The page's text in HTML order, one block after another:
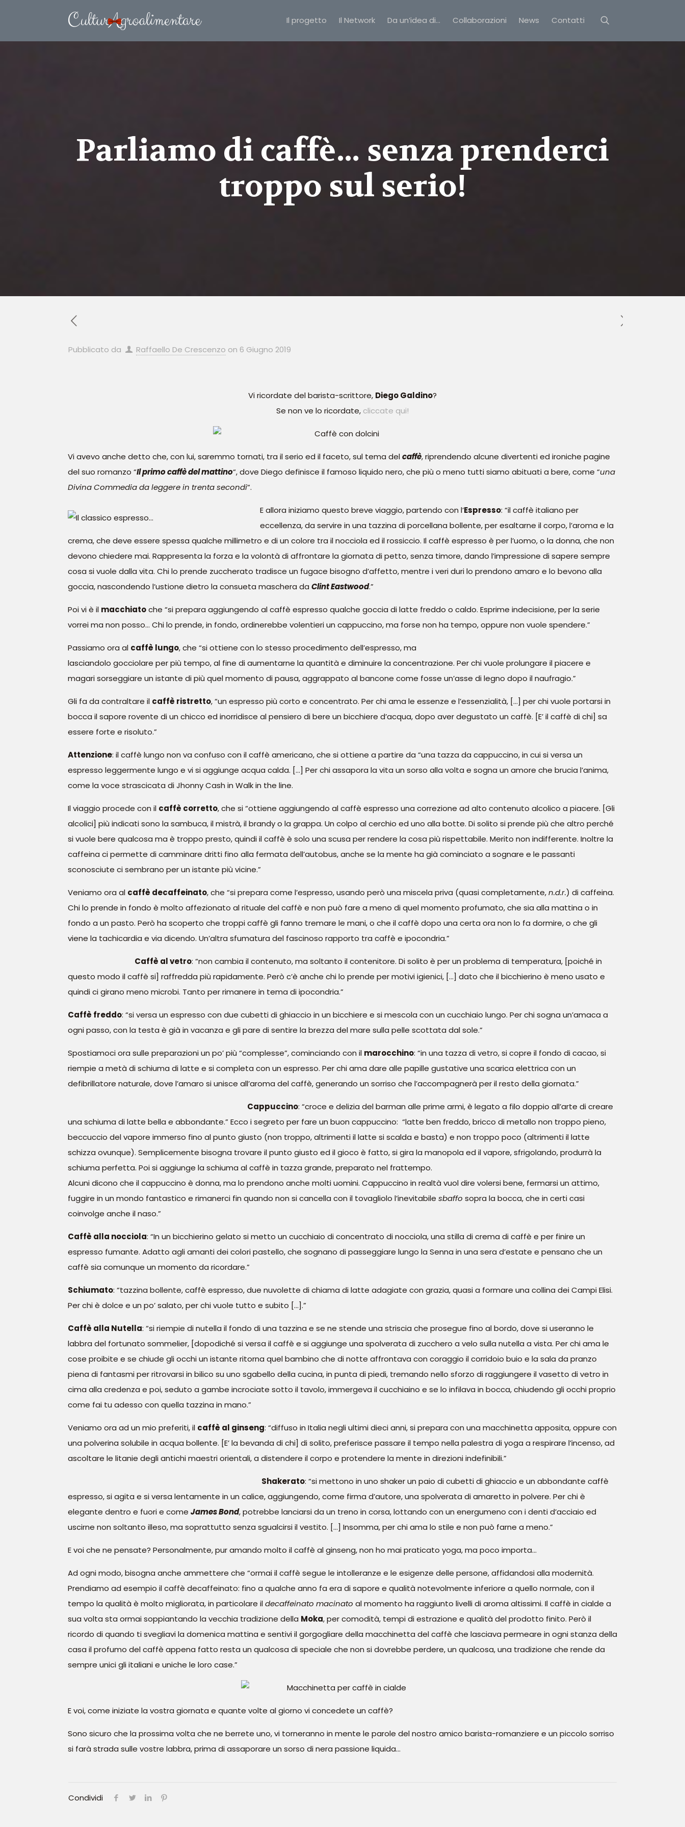
Il progetto Il Network Da un’idea di… Collaborazioni News Contatti
Parliamo di caffè… senza prenderci
troppo sul serio!
Pubblicato da Raffaello De Crescenzo on 6 Giugno 2019
Vi ricordate del barista-scrittore, Diego Galdino?
Se non ve lo ricordate, cliccate qui!
Vi avevo anche detto che, con lui, saremmo tornati, tra il serio ed il faceto, sul tema delcaffè, riprendendo alcune divertenti ed ironiche pagine
del suo romanzo “Il primo caffè del mattino“, dove Diego definisce il famoso liquido nero, che più o meno tutti siamo abituati a bere, come “una
Divina Commedia da leggere in trenta secondi“.
E allora iniziamo questo breve viaggio, partendo con l’Espresso: “il caffè italiano per
eccellenza, da servire in una tazzina di porcellana bollente, per esaltarne il corpo, l’aroma e la
crema, che deve essere spessa qualche millimetro e di un colore tra il nocciola ed il rossiccio. Il caffè espresso è per l’uomo, o la donna, che non
devono chiedere mai. Rappresenta la forza e la volontà di affrontare la giornata di petto, senza timore, dando l’impressione di sapere sempre
cosa si vuole dalla vita. Chi lo prende zuccherato tradisce un fugace bisogno d’affetto, mentre i veri duri lo prendono amaro e lo bevono alla
goccia, nascondendo l’ustione dietro la consueta maschera da Clint Eastwood.”
Poi vi è il macchiatoche “si prepara aggiungendo al caffè espresso qualche goccia di latte freddo o caldo. Esprime indecisione, per la serie
vorrei ma non posso… Chi lo prende, in fondo, ordinerebbe volentieri un cappuccino, ma forse non ha tempo, oppure non vuole spendere.”
Passiamo ora al caffè lungo, che “si ottiene con lo stesso procedimento dell’espresso, ma
lasciandolo gocciolare per più tempo, al fine di aumentarne la quantità e diminuire la concentrazione. Per chi vuole prolungare il piacere e
magari sorseggiare un istante di più quel momento di pausa, aggrappato al bancone come fosse un’asse di legno dopo il naufragio.”
Gli fa da contraltare il caffè ristretto, “un espresso più corto e concentrato. Per chi ama le essenze e l’essenzialità, […] per chi vuole portarsi in
bocca il sapore rovente di un chicco ed inorridisce al pensiero di bere un bicchiere d’acqua, dopo aver degustato un caffè. [E’ il caffè di chi] sa
essere forte e risoluto.”
Attenzione: il caffè lungo non va confuso con il caffè americano, che si ottiene a partire da “una tazza da cappuccino, in cui si versa un
espresso leggermente lungo e vi si aggiunge acqua calda. […] Per chi assapora la vita un sorso alla volta e sogna un amore che brucia l’anima,
come la voce strascicata di Jhonny Cash in Walk in the line.
Il viaggio procede con il caffè corretto, che si “ottiene aggiungendo al caffè espresso una correzione ad alto contenuto alcolico a piacere. [Gli
alcolici] più indicati sono la sambuca, il mistrà, il brandy o la grappa. Un colpo al cerchio ed uno alla botte. Di solito si prende più che altro perché
si vuole bere qualcosa ma è troppo presto, quindi il caffè è solo una scusa per rendere la cosa più rispettabile. Merito non indifferente. Inoltre la
caffeina ci permette di camminare dritti fino alla fermata dell’autobus, anche se la mente ha già cominciato a sognare e le passanti
sconosciute ci sembrano per un istante più vicine.”
Veniamo ora al caffè decaffeinato, che “si prepara come l’espresso, usando però una miscela priva (quasi completamente,n.d.r.) di caffeina.
Chi lo prende in fondo è molto affezionato al rituale del caffè e non può fare a meno di quel momento profumato, che sia alla mattina o in
fondo a un pasto. Però ha scoperto che troppi caffè gli fanno tremare le mani, o che il caffè dopo una certa ora non lo fa dormire, o che gli
viene la tachicardia e via dicendo. Un’altra sfumatura del fascinoso rapporto tra caffè e ipocondria.”
Caffè al vetro: “non cambia il contenuto, ma soltanto il contenitore. Di solito è per un problema di temperatura, [poiché in
questo modo il caffè si] raffredda più rapidamente. Però c’è anche chi lo prende per motivi igienici, […] dato che il bicchierino è meno usato e
quindi ci girano meno microbi. Tanto per rimanere in tema di ipocondria.”
Caffè freddo: “si versa un espresso con due cubetti di ghiaccio in un bicchiere e si mescola con un cucchiaio lungo. Per chi sogna un’amaca a
ogni passo, con la testa è già in vacanza e gli pare di sentire la brezza del mare sulla pelle scottata dal sole.”
Spostiamoci ora sulle preparazioni un po’ più “complesse”, cominciando con il marocchino: “in una tazza di vetro, si copre il fondo di cacao, si
riempie a metà di schiuma di latte e si completa con un espresso. Per chi ama dare alle papille gustative una scarica elettrica con un
defibrillatore naturale, dove l’amaro si unisce all’aroma del caffè, generando un sorriso che l’accompagnerà per il resto della giornata.”
Cappuccino: “croce e delizia del barman alle prime armi, è legato a filo doppio all’arte di creare
una schiuma di latte bella e abbondante.” Ecco i segreto per fare un buon cappuccino: “latte ben freddo, bricco di metallo non troppo pieno,
beccuccio del vapore immerso fino al punto giusto (non troppo, altrimenti il latte si scalda e basta) e non troppo poco (altrimenti il latte
schizza ovunque). Semplicemente bisogna trovare il punto giusto ed il gioco è fatto, si gira la manopola ed il vapore, sfrigolando, produrrà la
schiuma perfetta. Poi si aggiunge la schiuma al caffè in tazza grande, preparato nel frattempo.
Alcuni dicono che il cappuccino è donna, ma lo prendono anche molti uomini. Cappuccino in realtà vuol dire volersi bene, fermarsi un attimo,
fuggire in un mondo fantastico e rimanerci fin quando non si cancella con il tovagliolo l’inevitabile sbaffo sopra la bocca, che in certi casi
coinvolge anche il naso.”
Caffè alla nocciola: “In un bicchierino gelato si metto un cucchiaio di concentrato di nocciola, una stilla di crema di caffè e per finire un
espresso fumante. Adatto agli amanti dei colori pastello, che sognano di passeggiare lungo la Senna in una sera d’estate e pensano che un
caffè sia comunque un momento da ricordare.”
Schiumato: “tazzina bollente, caffè espresso, due nuvolette di chiama di latte adagiate con grazia, quasi a formare una collina dei Campi Elisi.
Per chi è dolce e un po’ salato, per chi vuole tutto e subito […].”
Caffè alla Nutella: “si riempie di nutella il fondo di una tazzina e se ne stende una striscia che prosegue fino al bordo, dove si useranno le
labbra del fortunato sommelier, [dopodiché si versa il caffè e si aggiunge una spolverata di zucchero a velo sulla nutella a vista. Per chi ama le
cose proibite e se chiude gli occhi un istante ritorna quel bambino che di notte affrontava con coraggio il corridoio buio e la sala da pranzo
piena di fantasmi per ritrovarsi in bilico su uno sgabello della cucina, in punta di piedi, tremando nello sforzo di raggiungere il vasetto di vetro in
cima alla credenza e poi, seduto a gambe incrociate sotto il tavolo, immergeva il cucchiaino e se lo infilava in bocca, chiudendo gli occhi proprio
come fai tu adesso con quella tazzina in mano.”
Veniamo ora ad un mio preferiti, il caffè al ginseng: “diffuso in Italia negli ultimi dieci anni, si prepara con una macchinetta apposita, oppure con
una polverina solubile in acqua bollente. [E’ la bevanda di chi] di solito, preferisce passare il tempo nella palestra di yoga a respirare l’incenso, ad
ascoltare le litanie degli antichi maestri orientali, a distendere il corpo e protendere la mente in direzioni indefinibili.”
Shakerato: “si mettono in uno shaker un paio di cubetti di ghiaccio e un abbondante caffè
espresso, si agita e si versa lentamente in un calice, aggiungendo, come firma d’autore, una spolverata di amaretto in polvere. Per chi è
elegante dentro e fuori e come James Bond, potrebbe lanciarsi da un treno in corsa, lottando con un energumeno con i denti d’acciaio ed
uscirne non soltanto illeso, ma soprattutto senza sgualcirsi il vestito. […] Insomma, per chi ama lo stile e non può farne a meno.”
E voi che ne pensate? Personalmente, pur amando molto il caffè al ginseng, non ho mai praticato yoga, ma poco importa…
Ad ogni modo, bisogna anche ammettere che “ormai il caffè segue le intolleranze e le esigenze delle persone, affidandosi alla modernità.
Prendiamo ad esempio il caffè decaffeinato: fino a qualche anno fa era di sapore e qualità notevolmente inferiore a quello normale, con il
tempo la qualità è molto migliorata, in particolare ildecaffeinato macinato al momento ha raggiunto livelli di aroma altissimi. Il caffè in cialde a
sua volta sta ormai soppiantando la vecchia tradizione della Moka, per comodità, tempi di estrazione e qualità del prodotto finito. Però il
ricordo di quando ti svegliavi la domenica mattina e sentivi il gorgogliare della macchinetta del caffè che lasciava permeare in ogni stanza della
casa il profumo del caffè appena fatto resta un qualcosa di speciale che non si dovrebbe perdere, un qualcosa, una tradizione che rende da
sempre unici gli italiani e uniche le loro case.”
E voi, come iniziate la vostra giornata e quante volte al giorno vi concedete un caffè?
Sono sicuro che la prossima volta che ne berrete uno, vi torneranno in mente le parole del nostro amico barista-romanziere e un piccolo sorriso
si farà strada sulle vostre labbra, prima di assaporare un sorso di nera passione liquida…
Condividi